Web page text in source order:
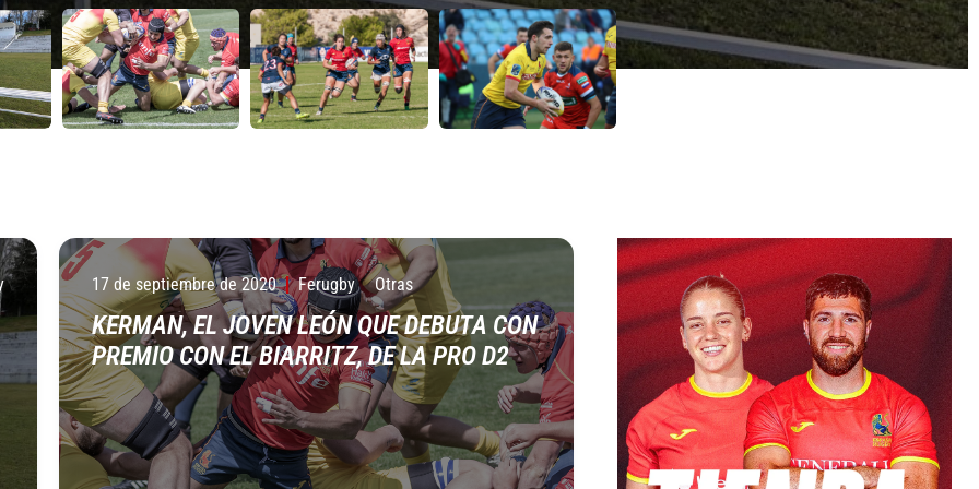
17 de septiembre de 2020 Ferugby Otras
KERMAN, EL JOVEN LEÓN QUE DEBUTA CON
PREMIO CON EL BIARRITZ, DE LA PRO D2